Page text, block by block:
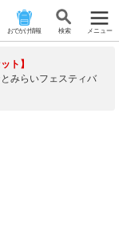
おでかけ情報 検 索 メニュー
ト】
みらいフェスティバ